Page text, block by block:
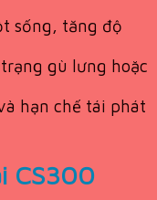
sống, tăng độ
gù lưng hoặc
hạn chế tái phát
CS300